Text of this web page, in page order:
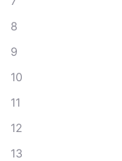
8
9
10
11
12
13